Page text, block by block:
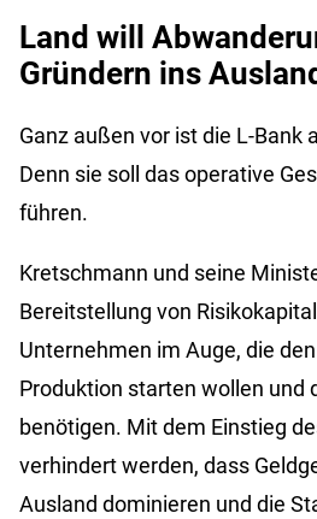
Land will
Gründern ins
Ganz außen vor ist die L-Bank
Denn sie soll das operative
führen.
Kretschmann und seine
Bereitstellung von
Unternehmen im Auge, die
Produktion starten wollen und
benötigen. Mit dem Einstieg
verhindert werden, dass
Ausland dominieren und die